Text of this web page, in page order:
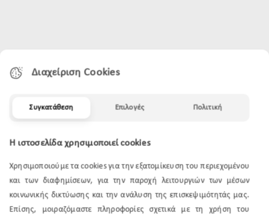
Διαχείριση Cookies
Συγκατάθεση Επιλογές Πολιτική
Η ιστοσελίδα χρησιμοποιεί cookies
Χρησιμοποιούμε τα cookies για την εξατομίκευση του περιεχομένου
και των διαφημίσεων, για την παροχή λειτουργιών των μέσων
κοινωνικής δικτύωσης και την ανάλυση της επισκεψιμότητάς μας.
Επίσης, μοιραζόμαστε πληροφορίες σχετικά με τη χρήση του